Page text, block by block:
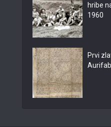
hribe
1960
Prvi